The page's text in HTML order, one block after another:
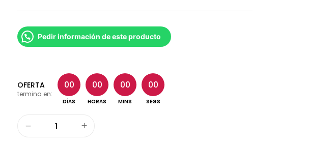
Pedir información de este producto
OFERTA
termina en:
00
DÍAS
00
HORAS
00
MINS
00
SEGS